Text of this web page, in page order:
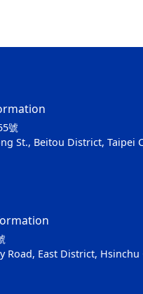
號
St., Beitou District, Taipei
Road, East District, Hsinchu